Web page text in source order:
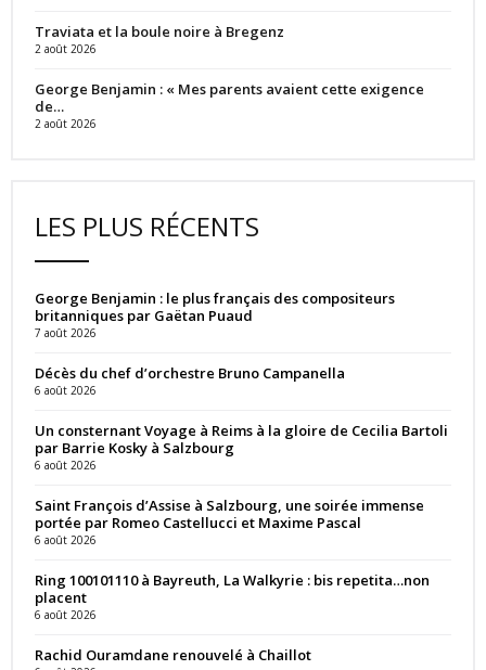
Traviata et la boule noire à Bregenz
2 août 2026
George Benjamin : « Mes parents avaient cette exigence
de…
2 août 2026
LES PLUS RÉCENTS
George Benjamin : le plus français des compositeurs
britanniques par Gaëtan Puaud
7 août 2026
Décès du chef d’orchestre Bruno Campanella
6 août 2026
Un consternant Voyage à Reims à la gloire de Cecilia Bartoli
par Barrie Kosky à Salzbourg
6 août 2026
Saint François d’Assise à Salzbourg, une soirée immense
portée par Romeo Castellucci et Maxime Pascal
6 août 2026
Ring 100101110 à Bayreuth, La Walkyrie : bis repetita…non
placent
6 août 2026
Rachid Ouramdane renouvelé à Chaillot